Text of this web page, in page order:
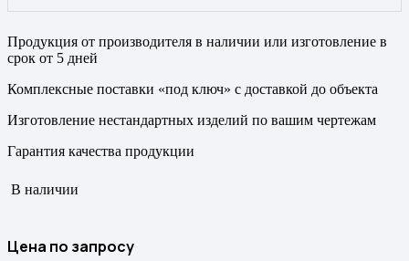
Продукция от производителя в наличии или изготовление в
срок от 5 дней
Комплексные поставки «под ключ» с доставкой до объекта
Изготовление нестандартных изделий по вашим чертежам
Гарантия качества продукции
В наличии
Цена по запросу